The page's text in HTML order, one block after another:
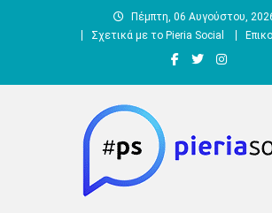
Πέμπτη, 06 Αυγούστου,
Σχετικά με το Pieria Social